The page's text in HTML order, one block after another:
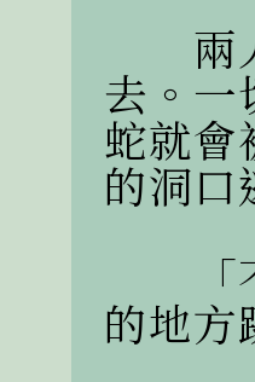
兩人
去。一
蛇就會
的洞口
「不
的地方